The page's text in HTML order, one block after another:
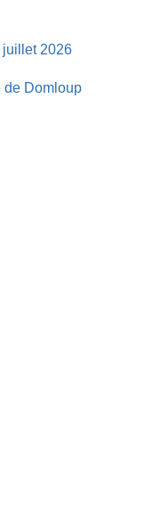
juillet 2026
de Domloup